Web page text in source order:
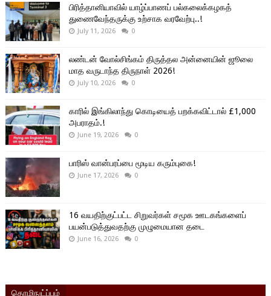
பிரித்தானியாவில் யாழ்ப்பாணப் பல்கலைக்கழகத்
துணைவேந்தருக்கு உற்சாக வரவேற்பு..!
July 11, 2026 0
லண்டன் வோல்சிங்கம் திருத்தல அன்னையின் ஜூலை
மாத வருடாந்த திருநாள் 2026!
July 10, 2026 0
காரில் இங்கிலாந்து கொடியைத் பறக்கவிட்டால் £1,000
அபராதம்.!
June 19, 2026 0
பாரிஸ் வான்பரப்பை மூடிய கரும்புகை!
June 17, 2026 0
16 வயதிற்குட்பட்ட சிறுவர்கள் சமூக ஊடகங்களைப்
பயன்படுத்துவதற்கு முழுமையான தடை
June 16, 2026 0
தொழிநுட்ப்பம்